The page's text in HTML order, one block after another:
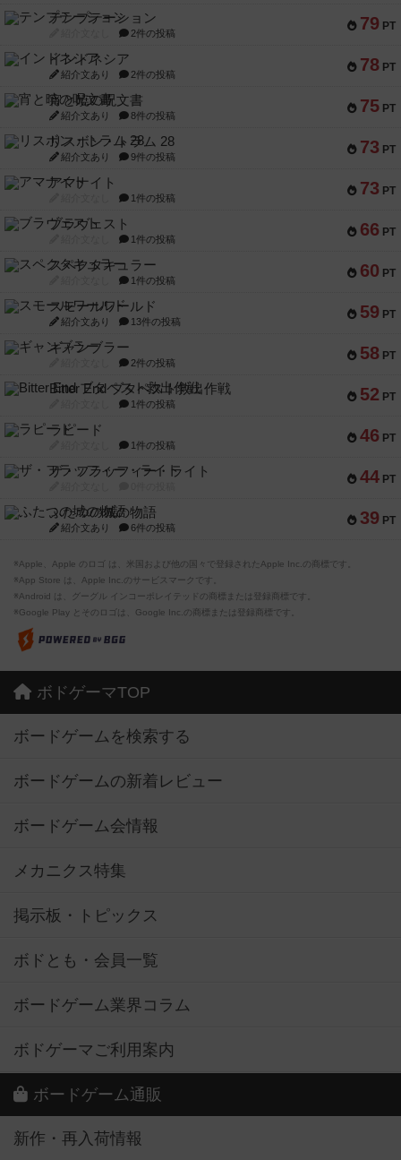
79 PT
テンプテーション
2件の投稿
78 PT
インドネシア
紹介文あり 2件の投稿
75 PT
宵と暁の呪文書
紹介文あり 8件の投稿
73 PT
リスボン・トラム 28
紹介文あり 9件の投稿
73 PT
アマナイト
1件の投稿
66 PT
ブラヴェスト
1件の投稿
60 PT
スペクタキュラー
1件の投稿
59 PT
スモールワールド
紹介文あり 13件の投稿
58 PT
ギャンブラー
2件の投稿
52 PT
Bitter End ブタペスト救出作戦
1件の投稿
46 PT
ラピード
1件の投稿
44 PT
ザ・フラッフィー・ライト
39 PT
ふたつの城の物語
紹介文あり 6件の投稿
※Apple、Apple のロゴ は、米国および他の国々で登録されたApple Inc.の商標です。
※App Store は、Apple Inc.のサービスマークです。
※Android は、グーグル インコーポレイテッドの商標または登録商標です。
※Google Play とそのロゴは、Google Inc.の商標または登録商標です。
ボドゲーマTOP
ボードゲームを検索する
ボードゲームの新着レビュー
ボードゲーム会情報
メカニクス特集
掲示板・トピックス
ボドとも・会員一覧
ボードゲーム業界コラム
ボドゲーマご利用案内
ボードゲーム通販
新作・再入荷情報